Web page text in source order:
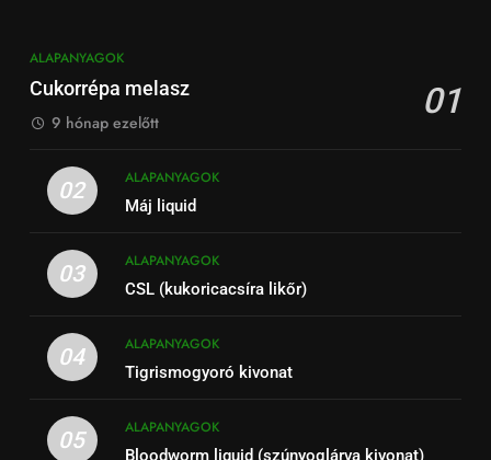
ALAPANYAGOK
Cukorrépa melasz 01
9 hónap ezelőtt
02
ALAPANYAGOK
Máj liquid
03
ALAPANYAGOK
CSL (kukoricacsíra likőr)
04
ALAPANYAGOK
Tigrismogyoró kivonat
05
ALAPANYAGOK
Bloodworm liquid (szúnyoglárva kivonat)